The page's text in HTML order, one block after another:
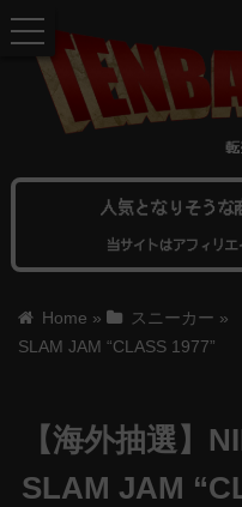
人気となりそうな
当サイトはアフィリ
Home » スニーカー »
SLAM JAM “CLASS 1977”
【海外抽選】
SLAM JAM
toggle
navigation